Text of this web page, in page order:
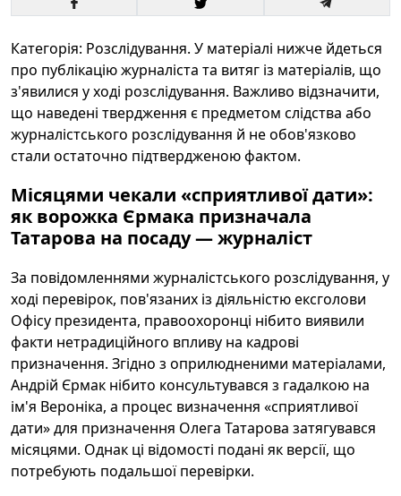
Категорія: Розслідування. У матеріалі нижче йдеться
про публікацію журналіста та витяг із матеріалів, що
з'явилися у ході розслідування. Важливо відзначити,
що наведені твердження є предметом слідства або
журналістського розслідування й не обов'язково
стали остаточно підтвердженою фактом.
Місяцями чекали «сприятливої дати»:
як ворожка Єрмака призначала
Татарова на посаду — журналіст
За повідомленнями журналістського розслідування, у
ході перевірок, пов'язаних із діяльністю ексголови
Офісу президента, правоохоронці нібито виявили
факти нетрадиційного впливу на кадрові
призначення. Згідно з оприлюдненими матеріалами,
Андрій Єрмак нібито консультувався з гадалкою на
ім'я Вероніка, а процес визначення «сприятливої
дати» для призначення Олега Татарова затягувався
місяцями. Однак ці відомості подані як версії, що
потребують подальшої перевірки.